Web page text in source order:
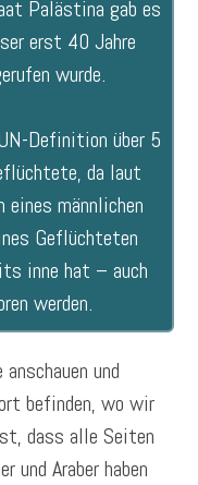
Palästina gab es
erst 40 Jahre
wurde.
Definition über 5
da laut
männlichen
Geflüchteten
inne hat – auch
werden.
und
befinden, wo wir
dass alle Seiten
und Araber haben